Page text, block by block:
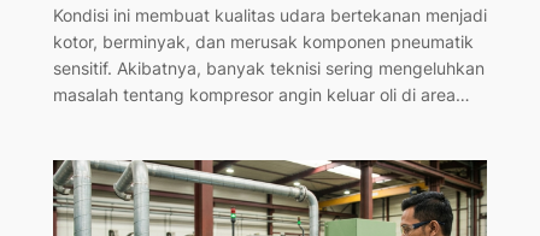
Kondisi ini membuat kualitas udara bertekanan menjadi
kotor, berminyak, dan merusak komponen pneumatik
sensitif. Akibatnya, banyak teknisi sering mengeluhkan
masalah tentang kompresor angin keluar oli di area…